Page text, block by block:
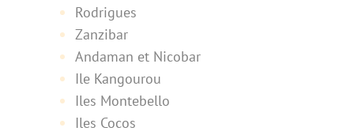
Rodrigues
Zanzibar
Andaman et Nicobar
Ile Kangourou
Iles Montebello
Iles Cocos